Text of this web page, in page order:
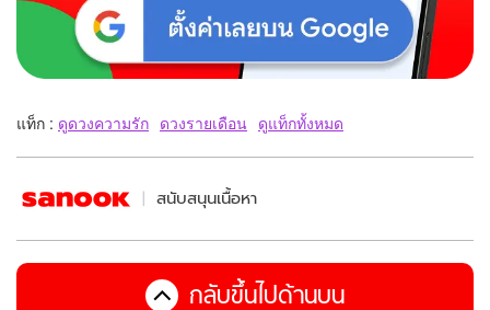
แท็ก : ดูดวงความรัก ดวงรายเดือน ดูแท็กทั้งหมด
สนับสนุนเนื้อหา
กลับขึ้นไปด้านบน